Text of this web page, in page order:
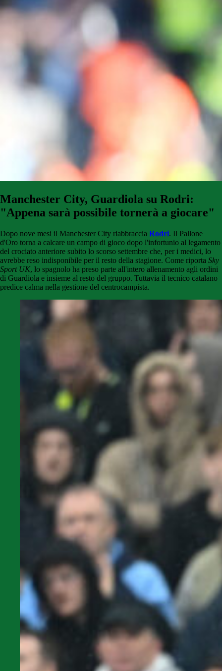
Manchester City, Guardiola su Rodri:
"Appena sarà possibile tornerà a giocare"
Dopo nove mesi il Manchester City riabbraccia Rodri. Il Pallone
d'Oro torna a calcare un campo di gioco dopo l'infortunio al legamento
del crociato anteriore subito lo scorso settembre che, per i medici, lo
avrebbe reso indisponibile per il resto della stagione. Come riporta Sky
Sport UK, lo spagnolo ha preso parte all'intero allenamento agli ordini
di Guardiola e insieme al resto del gruppo. Tuttavia il tecnico catalano
predice calma nella gestione del centrocampista.